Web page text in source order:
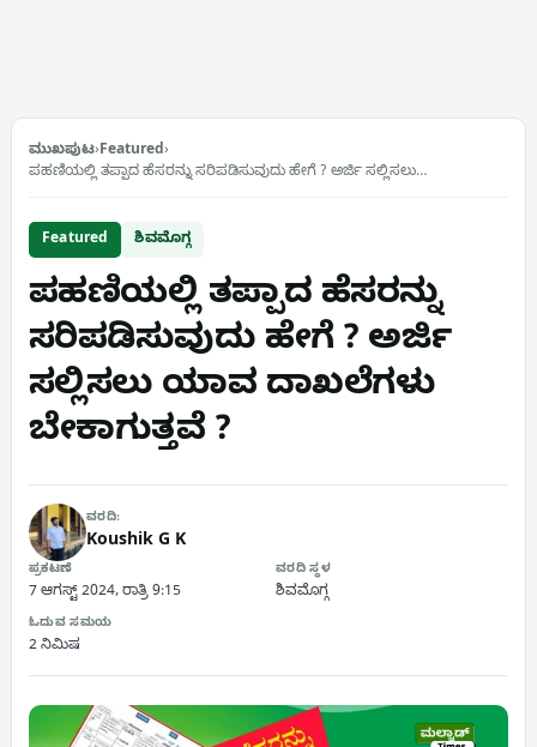
ಮುಖಪುಟ›Featured›
ಪಹಣಿಯಲ್ಲಿ ತಪ್ಪಾದ ಹೆಸರನ್ನು ಸರಿಪಡಿಸುವುದು ಹೇಗೆ ? ಅರ್ಜಿ ಸಲ್ಲಿಸಲು…
Featured ಶಿವಮೊಗ್ಗ
ಪಹಣಿಯಲ್ಲಿ ತಪ್ಪಾದ ಹೆಸರನ್ನು
ಸರಿಪಡಿಸುವುದು ಹೇಗೆ ? ಅರ್ಜಿ
ಸಲ್ಲಿಸಲು ಯಾವ ದಾಖಲೆಗಳು
ಬೇಕಾಗುತ್ತವೆ ?
ವರದಿ:
Koushik G K
ಪ್ರಕಟಣೆ
7 ಆಗಸ್ಟ್ 2024, ರಾತ್ರಿ 9:15
ವರದಿ ಸ್ಥಳ
ಶಿವಮೊಗ್ಗ
ಓದುವ ಸಮಯ
2 ನಿಮಿಷ